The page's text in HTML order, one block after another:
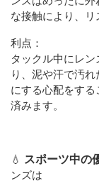
な接触により、
利点：
タックル中にレ
り、泥や汗で汚
にする心配をす
済みます。
💧 スポーツ中の
ンズは